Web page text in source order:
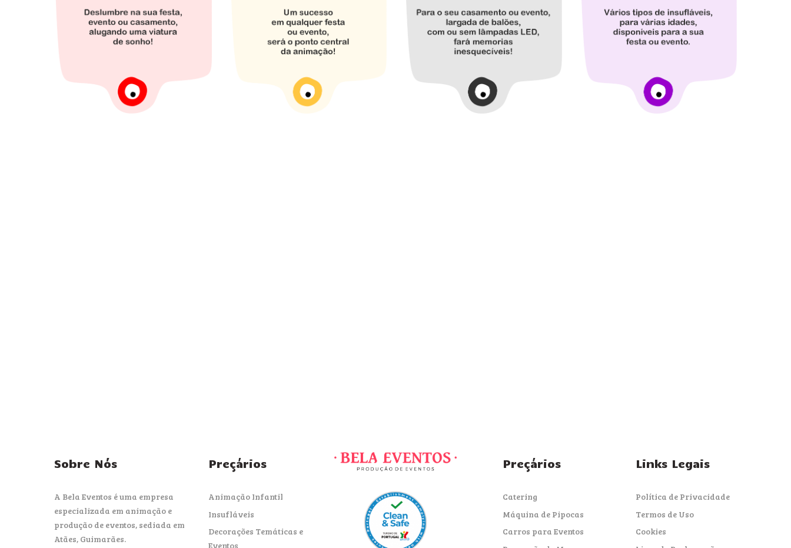
Sobre Nós
A Bela Eventos é uma empresa
especializada em animação e
produção de eventos, sediada em
Atães, Guimarães.
Preçários
Animação Infantil
Insufláveis
Decorações Temáticas e
Eventos
Preçários
Catering
Máquina de Pipocas
Carros para Eventos
Links Legais
Política de Privacidade
Termos de Uso
Cookies